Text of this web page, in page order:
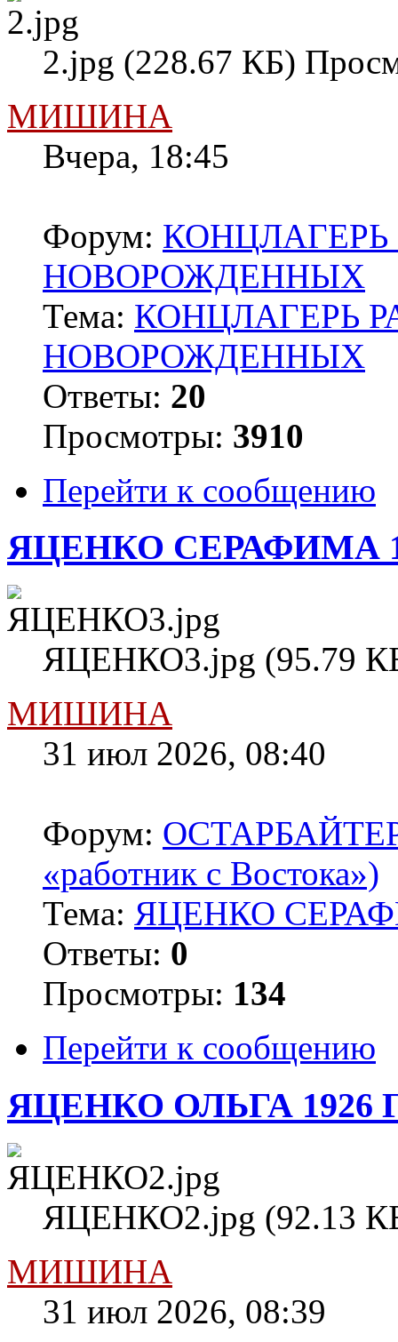
2.jpg (228.67 КБ)
МИШИНА
Вчера, 18:45
Форум:
НОВОРОЖДЕННЫХ
Тема: КОНЦЛАГЕРЬ
НОВОРОЖДЕННЫХ
Ответы: 20
Просмотры: 3910
Перейти к сообщению
ЯЦЕНКО СЕРАФИМА
ЯЦЕНКО3.jpg (95.79
МИШИНА
31 июл 2026, 08:40
Форум:
«работник с Востока»)
Тема: ЯЦЕНКО
Ответы: 0
Просмотры: 134
Перейти к сообщению
ЯЦЕНКО ОЛЬГА 1926
ЯЦЕНКО2.jpg (92.13
МИШИНА
31 июл 2026, 08:39